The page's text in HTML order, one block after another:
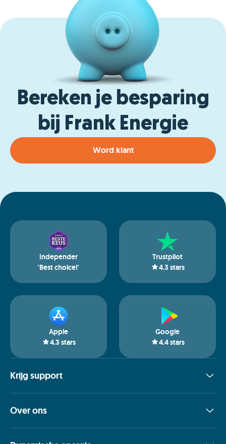
Bereken je besparing
bij Frank Energie
Word klant
Independer
'Best choice!'
Trustpilot
4.3 stars
Apple
4.3 stars
Google
4.4stars
Krijg support
Over ons